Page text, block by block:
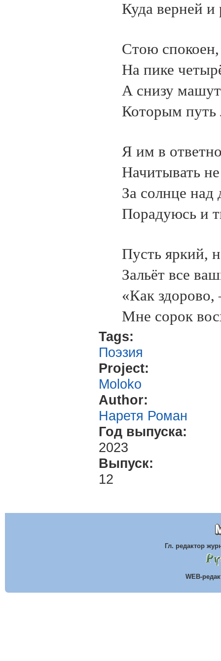
Куда верней и
Стою
На пике
А снизу
Которым путь
Я им в
Начитывать
За солнце над
Порадуюсь и
Пусть яркий,
Зальёт все
«Как
Мне сорок
Tags:
Поэзия
Project:
Moloko
Author:
Наретя Роман
Год выпуска:
2023
Выпуск:
12
Гл. редактор
WEB-